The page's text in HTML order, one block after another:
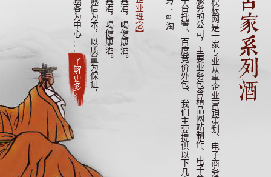
A
B
模
板
网
是
一
家
专
业
从
事
企
业
营
销
策
划
、
电
子
商
务
运
营
服
务
的
公
司
，
主
要
业
务
包
含
精
品
网
站
制
作
、
电
子
商
务
平
台
托
管
、
百
度
竞
价
外
包
、
我
们
主
要
提
供
以
下
几
点
服
务
：
a
淘
【企业理念】
喝真酒，喝健康酒。
喝真酒，喝健康酒。
以诚信为本，以质量为保证，
以顾客为中心 . . .
了解更多